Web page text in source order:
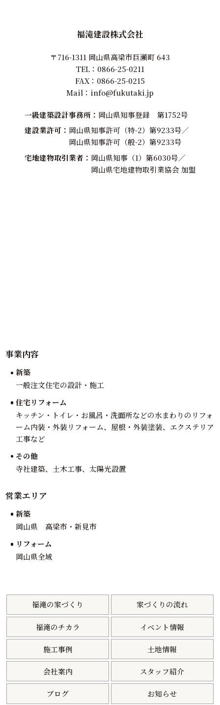
福滝建設株式会社
〒716-1311 岡山県高梁市巨瀬町 643
TEL： 0866-25-0211
FAX：0866-25-0215
Mail： info@fukutaki.jp
一級建築設計事務所
岡山県知事登録 第1752号
建設業許可
岡山県知事許可（特-2）第9233号／
岡山県知事許可（般-2）第9233号
宅地建物取引業者
岡山県知事（1）第6030号／
岡山県宅地建物取引業協会 加盟
事業内容
新築
一般注文住宅の設計・施工
住宅リフォーム
キッチン・トイレ・お風呂・洗面所などの水まわりのリフォ
ーム内装・外装リフォーム、屋根・外装塗装、エクステリア
工事など
その他
寺社建築、土木工事、太陽光設置
営業エリア
新築
岡山県 高梁市・新見市
リフォーム
岡山県全域
福滝の家づくり 家づくりの流れ
福滝のチカラ イベント情報
施工事例 土地情報
会社案内 スタッフ紹介
ブログ お知らせ